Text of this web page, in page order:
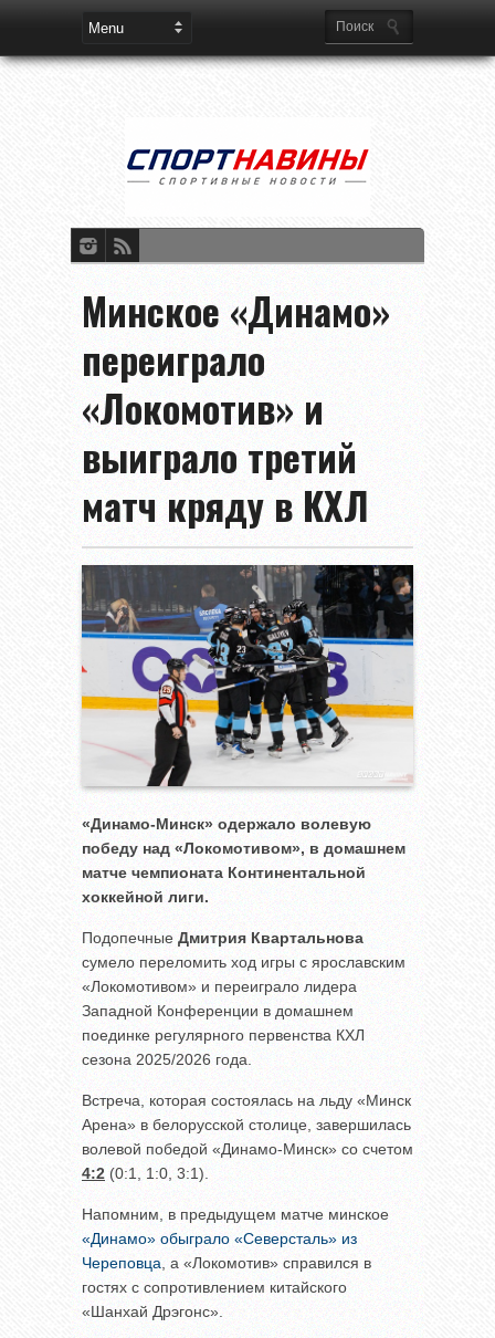
Минское «Динамо»
переиграло
«Локомотив» и
выиграло третий
матч кряду в КХЛ
«Динамо-Минск» одержало волевую
победу над «Локомотивом», в домашнем
матче чемпионата Континентальной
хоккейной лиги.
Подопечные Дмитрия Квартальнова
сумело переломить ход игры с ярославским
«Локомотивом» и переиграло лидера
Западной Конференции в домашнем
поединке регулярного первенства КХЛ
сезона 2025/2026 года.
Встреча, которая состоялась на льду «Минск
Арена» в белорусской столице, завершилась
волевой победой «Динамо-Минск» со счетом
4:2 (0:1, 1:0, 3:1).
Напомним, в предыдущем матче минское
«Динамо» обыграло «Северсталь» из
Череповца , а «Локомотив» справился в
гостях с сопротивлением китайского
«Шанхай Дрэгонс».